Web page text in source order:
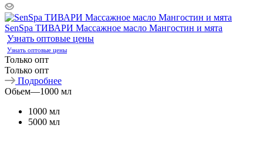
SenSpa ТИВАРИ Массажное масло Мангостин и мята
Узнать оптовые цены
Узнать оптовые цены
Только опт
Только опт
Подробнее
Обьем—1000 мл
1000 мл
5000 мл